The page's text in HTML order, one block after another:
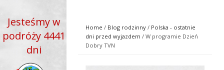
Jesteśmy w
podróży 4441
dni
Home / Blog rodzinny / Polska - ostatnie
dni przed wyjazdem / W programie Dzień
Dobry TVN